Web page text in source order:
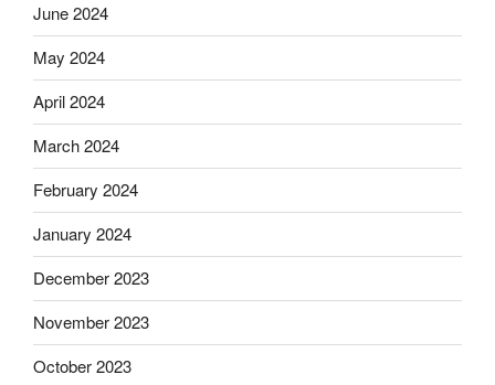
June 2024
May 2024
April 2024
March 2024
February 2024
January 2024
December 2023
November 2023
October 2023